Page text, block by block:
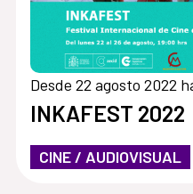
Desde 22 agosto 2022
INKAFEST 2022
CINE / AUDIOVISUAL